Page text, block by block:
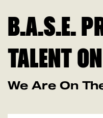
B.A.S.E.
TALENT
We Are On